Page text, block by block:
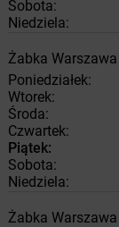
Sobota:
Niedziela:
Żabka Warszawa
Poniedziałek:
Wtorek:
Środa:
Czwartek:
Piątek:
Sobota:
Niedziela:
Żabka Warszawa